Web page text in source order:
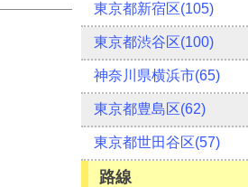
東京都新宿区(105)
東京都渋谷区(100)
神奈川県横浜市(65)
東京都豊島区(62)
東京都世田谷区(57)
路線